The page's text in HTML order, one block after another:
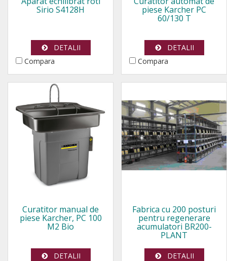
Sirio S4128H
DETALII
Compara
piese Karcher PC
60/130 T
DETALII
Compara
Curatitor manual de
piese Karcher, PC 100
M2 Bio
DETALII
Fabrica cu 200 posturi
pentru regenerare
acumulatori BR200-
PLANT
DETALII